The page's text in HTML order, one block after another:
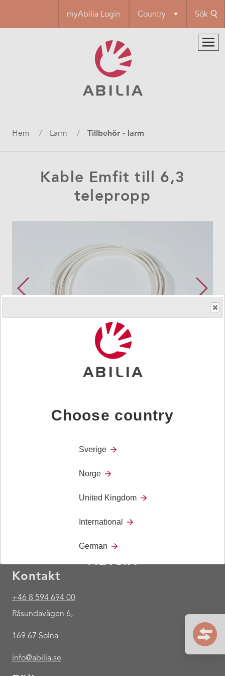
huvudinnehåll
myAbilia Login Country Sök
Länkstig
Hem Larm Tillbehör - larm
Kable Emfit till 6,3
telepropp​
Så får du ett hjälpmedel
Kabel för att ansluta Emfit Epilepsilarm
Kontakt
+46 8 594 694 00
Råsundavägen 6,
169 67 Solna
info@abilia.se
Choose country
Sverige
Norge
United Kingdom
International
German